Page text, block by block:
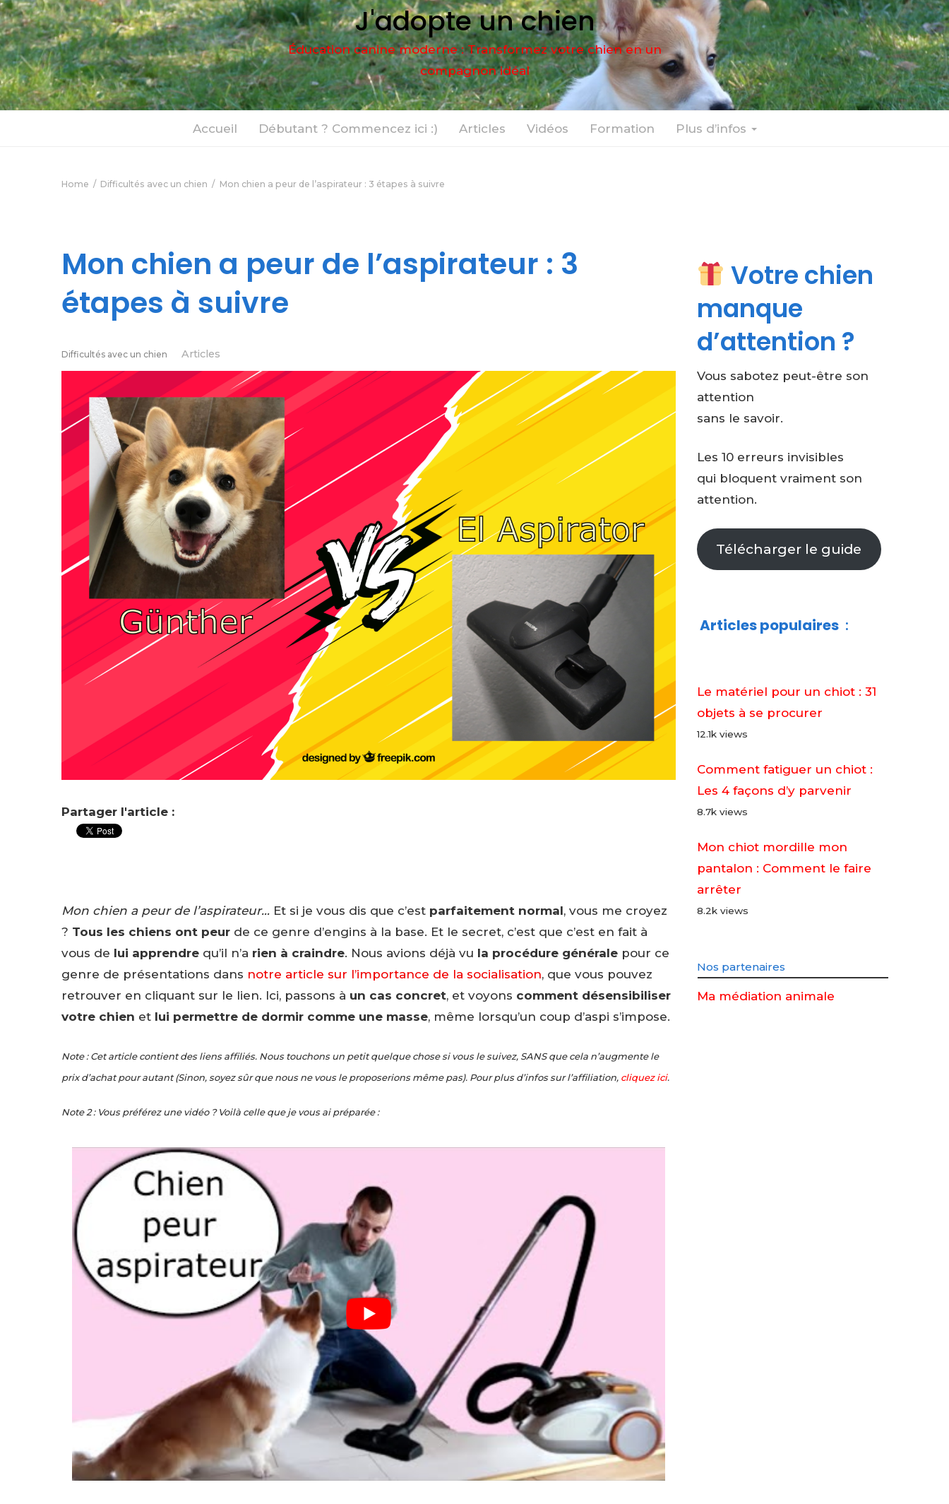
J'adopte un chien
Éducation canine moderne : Transformez votre chien en un
compagnon idéal
Accueil Débutant ? Commencez ici :) Articles Vidéos Formation Plus d’infos
Home Difficultés avec un chien Mon chien a peur de l’aspirateur : 3 étapes à suivre
Mon chien a peur de l’aspirateur : 3
étapes à suivre
Difficultés avec un chien Articles
Partager l'article :
Mon chien a peur de l’aspirateur… Et si je vous dis que c’est parfaitement normal, vous me croyez
? Tous les chiens ont peur de ce genre d’engins à la base. Et le secret, c’est que c’est en fait à
vous de lui apprendre qu’il n’a rien à craindre. Nous avions déjà vu la procédure générale pour ce
genre de présentations dans notre article sur l’importance de la socialisation, que vous pouvez
retrouver en cliquant sur le lien. Ici, passons à un cas concret, et voyons comment désensibiliser
votre chien et lui permettre de dormir comme une masse, même lorsqu’un coup d’aspi s’impose.
Note : Cet article contient des liens affiliés. Nous touchons un petit quelque chose si vous le suivez, SANS que cela n’augmente le
prix d’achat pour autant (Sinon, soyez sûr que nous ne vous le proposerions même pas). Pour plus d’infos sur l’affiliation, cliquez ici.
Note 2 : Vous préférez une vidéo ? Voilà celle que je vous ai préparée :
Votre chien
manque
d’attention ?
Vous sabotez peut-être son
attention
sans le savoir.
Les 10 erreurs invisibles
qui bloquent vraiment son
attention.
Télécharger le guide
Articles populaires :
Le matériel pour un chiot : 31
objets à se procurer
12.1k views
Comment fatiguer un chiot :
Les 4 façons d’y parvenir
8.7k views
Mon chiot mordille mon
pantalon : Comment le faire
arrêter
8.2k views
Nos partenaires
Ma médiation animale